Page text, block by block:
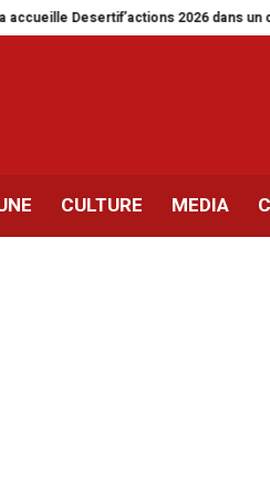
2026 dans un contexte de
CULTURE MEDIA